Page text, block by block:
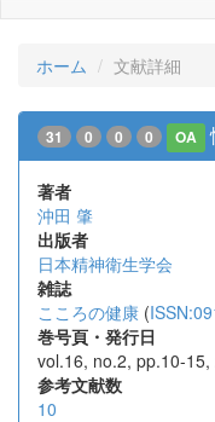
ホーム 文献詳細
31 0 0 0 OA
著者
沖田 肇
出版者
日本精神衛生学会
雑誌
こころの健康 (
巻号頁・発行日
vol.16, no.2, pp.10-
参考文献数
10